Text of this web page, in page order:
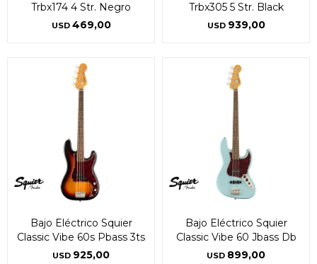
Trbx174 4 Str. Negro
USD 469,00
Trbx305 5 Str. Black
USD 939,00
Bajo Eléctrico Squier
Classic Vibe 60s Pbass 3ts
USD 925,00
Bajo Eléctrico Squier
Classic Vibe 60 Jbass Db
USD 899,00